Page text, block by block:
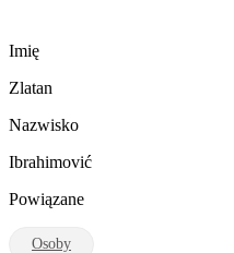
Imię
Zlatan
Nazwisko
Ibrahimović
Powiązane
Osoby